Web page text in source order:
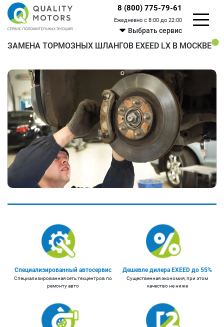
8 (800) 775-79-61
Ежедневно с 8:00 до 22:00
Выбрать сервис
ЗАМЕНА ТОРМОЗНЫХ ШЛАНГОВ EXEED LX В МОСКВЕ
Специализированный автосервис
Специализированная сеть техцентров по
ремонту авто
Дешевле дилера EXEED до 55%
Существенная экономия, при этом
качество не ниже